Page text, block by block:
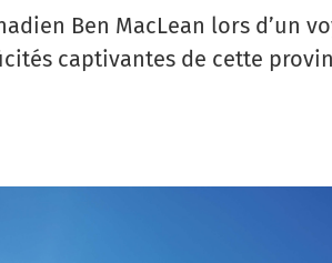
Ben MacLean lors d’un
captivantes de cette